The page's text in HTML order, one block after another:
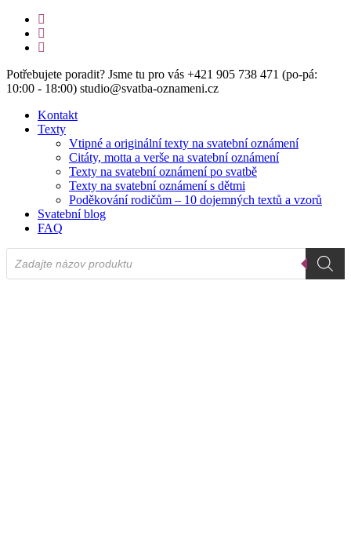
Skip
main
facebook
instagram
email
Potřebujete poradit? Jsme tu pro vás +421 905 738 471 (po-pá:
10:00 - 18:00) studio@svatba-oznameni.cz
Kontakt
Texty
Vtipné a originální texty na svatební oznámení
Citáty, motta a verše na svatební oznámení
Texty na svatební oznámení po svatbě
Texty na svatební oznámení s dětmi
Poděkování rodičům – 10 dojemných textů a vzorů
Svatební blog
FAQ
Products
search